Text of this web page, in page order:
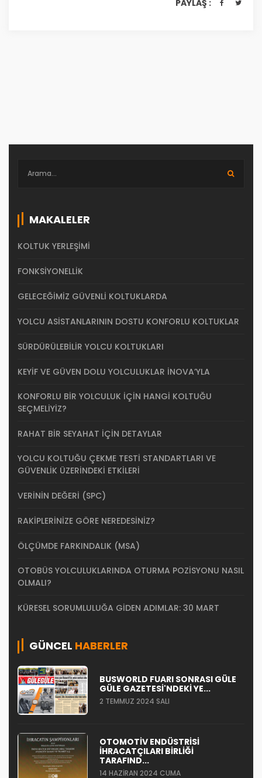
PAYLAŞ :
MAKALELER
KOLTUK YERLEŞIMI
FONKSIYONELLIK
GELECEĞIMIZ GÜVENLI KOLTUKLARDA
YOLCU ASISTANLARININ DOSTU KONFORLU KOLTUKLAR
SÜRDÜRÜLEBILIR YOLCU KOLTUKLARI
KEYİF VE GÜVEN DOLU YOLCULUKLAR İNOVA’YLA
KONFORLU BIR YOLCULUK İÇIN HANGI KOLTUĞU
SEÇMELIYIZ?
RAHAT BIR SEYAHAT İÇIN DETAYLAR
YOLCU KOLTUĞU ÇEKME TESTI STANDARTLARI VE
GÜVENLIK ÜZERINDEKI ETKILERI
VERININ DEĞERI (SPC)
RAKIPLERINIZE GÖRE NEREDESINIZ?
ÖLÇÜMDE FARKINDALIK (MSA)
OTOBÜS YOLCULUKLARINDA OTURMA POZISYONU NASIL
OLMALI?
KÜRESEL SORUMLULUĞA GIDEN ADIMLAR: 30 MART
GÜNCEL HABERLER
BUSWORLD FUARI SONRASI GÜLE
GÜLE GAZETESI'NDEKI YE...
2 TEMMUZ 2024 SALI
OTOMOTIV ENDÜSTRISI
İHRACATÇILARI BIRLIĞI
TARAFIND...
14 HAZIRAN 2024 CUMA